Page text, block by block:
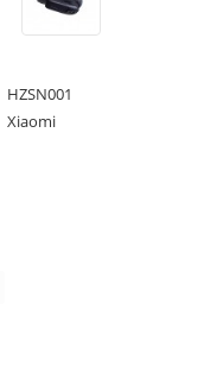
HZSN001
Xiaomi